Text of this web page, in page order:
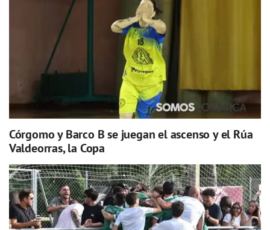
Córgomo y Barco B se juegan el ascenso y el Rúa
Valdeorras, la Copa